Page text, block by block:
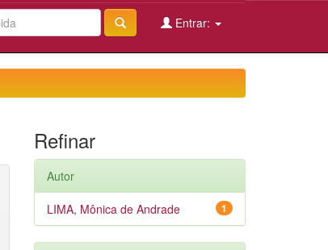
Entrar:
Refinar
Autor
1
LIMA, Mônica de Andrade